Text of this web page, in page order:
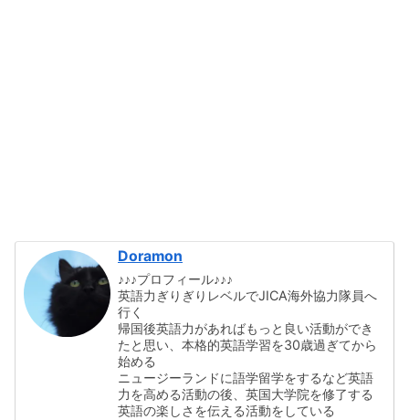
Doramon
♪♪♪プロフィール♪♪♪
英語力ぎりぎりレベルでJICA海外協力隊員へ
行く
帰国後英語力があればもっと良い活動ができ
たと思い、本格的英語学習を30歳過ぎてから
始める
ニュージーランドに語学留学をするなど英語
力を高める活動の後、英国大学院を修了する
英語の楽しさを伝える活動をしている